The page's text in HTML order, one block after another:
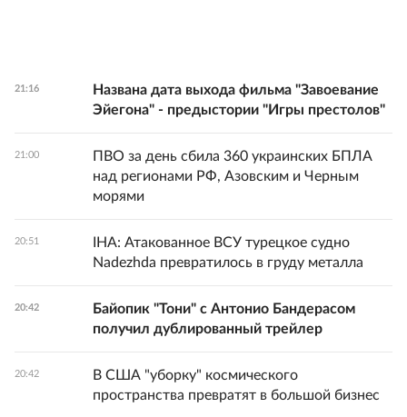
21:16
Названа дата выхода фильма "Завоевание
Эйегона" - предыстории "Игры престолов"
21:00
ПВО за день сбила 360 украинских БПЛА
над регионами РФ, Азовским и Черным
морями
20:51
IHA: Атакованное ВСУ турецкое судно
Nadezhda превратилось в груду металла
20:42
Байопик "Тони" с Антонио Бандерасом
получил дублированный трейлер
20:42
В США "уборку" космического
пространства превратят в большой бизнес